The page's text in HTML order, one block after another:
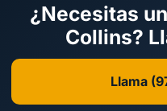
¿Necesitas
Collins?
Llama